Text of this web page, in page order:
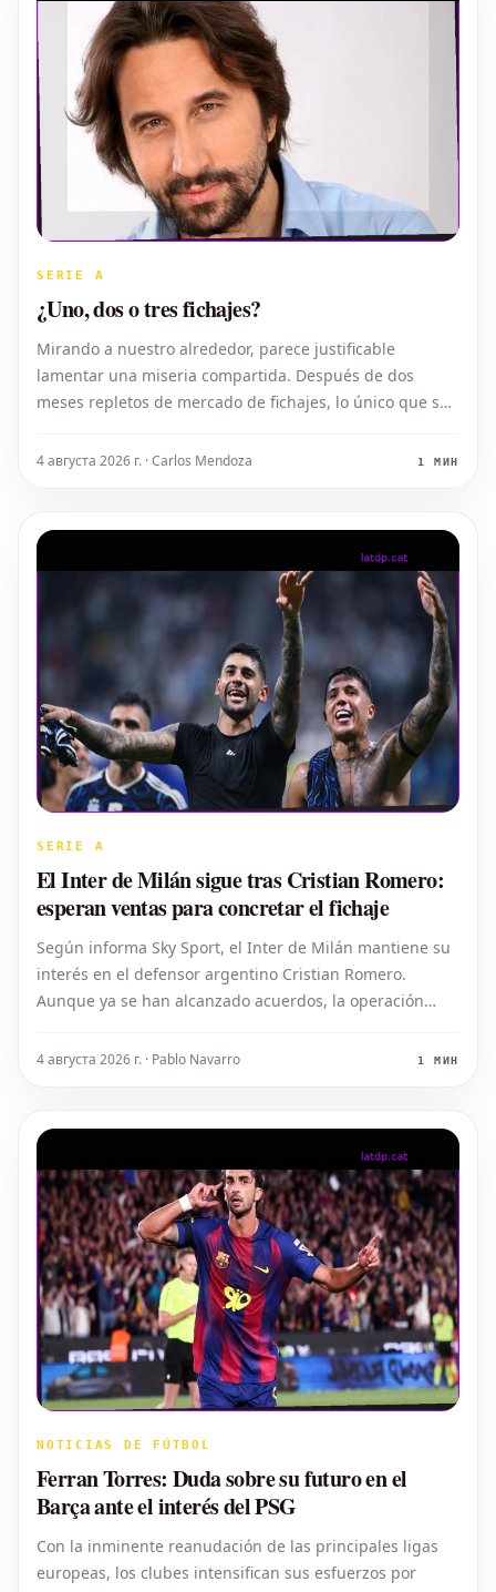
SERIE A
¿Uno, dos o tres fichajes?
Mirando a nuestro alrededor, parece justificable
lamentar una miseria compartida. Después de dos
meses repletos de mercado de fichajes, lo único que se
inversiones. La incertidumbre se cierne sobre las
4 августа 2026 г. · Carlos Mendoza 1 МИН
SERIE A
El Inter de Milán sigue tras Cristian Romero:
esperan ventas para concretar el fichaje
Según informa Sky Sport, el Inter de Milán mantiene su
interés en el defensor argentino Cristian Romero.
Aunque ya se han alcanzado acuerdos, la operación
produzcan salidas de jugadores en la plantilla
4 августа 2026 г. · Pablo Navarro 1 МИН
NOTICIAS DE FÚTBOL
Ferran Torres: Duda sobre su futuro en el
Barça ante el interés del PSG
Con la inminente reanudación de las principales ligas
europeas, los clubes intensifican sus esfuerzos por